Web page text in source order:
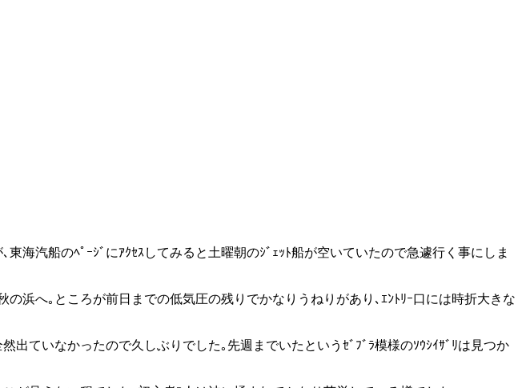
海汽船のﾍﾟｰｼﾞにｱｸｾｽしてみると土曜朝のｼﾞｪｯﾄ船が空いていたので急遽行く事にしま
浜へ｡ところが前日までの低気圧の残りでかなりうねりがあり､ｴﾝﾄﾘｰ口には時折大きな
出ていなかったので久しぶりでした｡先週までいたというｾﾞﾌﾞﾗ模様のｿｳｼｲｻﾞﾘは見つか